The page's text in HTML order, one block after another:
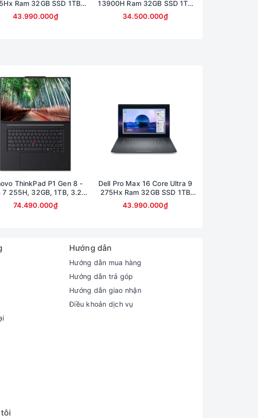
Ram 32GB SSD 1TB
RTX 1000 Màn 16inch
(bảo hành 6 tháng)
43.990.000₫
13900H Ram 32GB SSD 1TB
Card A2000 Màn 16inch FullHD
34.500.000₫
ThinkPad P1 Gen 8 -
7 255H, 32GB, 1TB, 3.2K
120Hz
74.490.000₫
Dell Pro Max 16 Core Ultra 9
275Hx Ram 32GB SSD 1TB
Card RTX 1000 Màn 16inch
FullHD (bảo hành 6 tháng)
43.990.000₫
Hướng dẫn
Hướng dẫn mua hàng
Hướng dẫn trả góp
Hướng dẫn giao nhận
Điều khoản dịch vụ